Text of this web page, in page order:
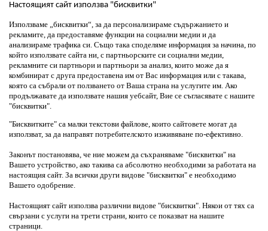
Настоящият сайт използва "бисквитки"
Използваме „бисквитки“, за да персонализираме съдържанието и
рекламите, да предоставяме функции на социални медии и да
анализираме трафика си. Също така споделяме информация за начина, по
който използвате сайта ни, с партньорските си социални медии,
рекламните си партньори и партньори за анализ, които може да я
комбинират с друга предоставена им от Вас информация или с такава,
която са събрали от ползването от Ваша страна на услугите им. Ако
продължавате да използвате нашия уебсайт, Вие се съгласявате с нашите
"бисквитки".
"Бисквитките" са малки текстови файлове, които сайтовете могат да
използват, за да направят потребителското изживяване по-ефективно.
Законът постановява, че ние можем да съхраняваме "бисквитки" на
Вашето устройство, ако такива са абсолютно необходими за работата на
настоящия сайт. За всички други видове "бисквитки" е необходимо
Вашето одобрение.
Настоящият сайт използва различни видове "бисквитки". Някои от тях са
свързани с услуги на трети страни, които се показват на нашите
страници.